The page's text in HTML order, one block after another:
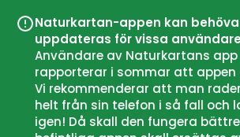
Naturkartan-appen kan behöva
uppdateras för vissa
Användare av Naturkartans
rapporterar i sommar att appen
Vi rekommenderar att man
helt från sin telefon i så fall och
igen! Då skall den fungera